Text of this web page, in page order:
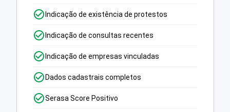
Indicação de existência de protestos
Indicação de consultas recentes
Indicação de empresas vinculadas
Dados cadastrais completos
Serasa Score Positivo